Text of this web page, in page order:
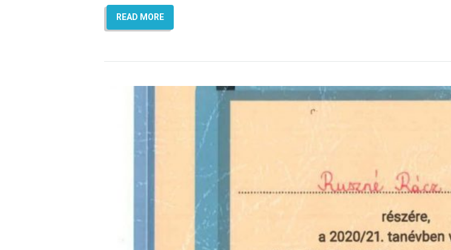
READ MORE